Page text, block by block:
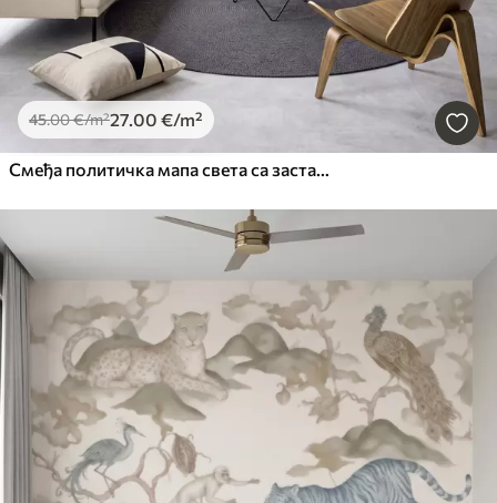
45.00€/m²27.00 €/m²
Смеђа политичка мапа света са заставама на енглеском језику